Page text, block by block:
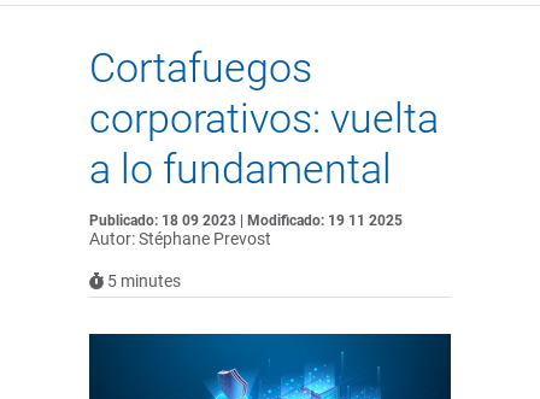
Cortafuegos
corporativos: vuelta
a lo fundamental
Publicado: 18 09 2023 | Modificado: 19 11 2025
Autor: Stéphane Prevost
5 minutes